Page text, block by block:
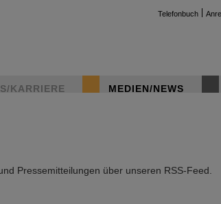
Telefonbuch
KARRIERE MEDIEN/NEWS
Pressemitteilungen über unseren RSS-Feed.